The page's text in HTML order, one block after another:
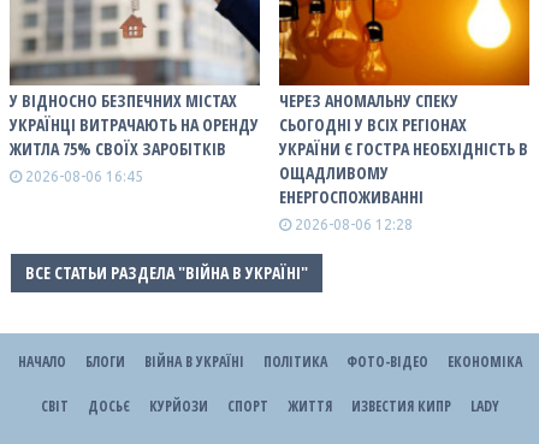
У ВІДНОСНО БЕЗПЕЧНИХ МІСТАХ
УКРАЇНЦІ ВИТРАЧАЮТЬ НА ОРЕНДУ
ЖИТЛА 75% СВОЇХ ЗАРОБІТКІВ
2026-08-06 16:45
ЧЕРЕЗ АНОМАЛЬНУ СПЕКУ
СЬОГОДНІ У ВСІХ РЕГІОНАХ
УКРАЇНИ Є ГОСТРА НЕОБХІДНІСТЬ В
ОЩАДЛИВОМУ
ЕНЕРГОСПОЖИВАННІ
2026-08-06 12:28
ВСЕ СТАТЬИ РАЗДЕЛА "ВІЙНА В УКРАЇНІ"
НАЧАЛО БЛОГИ ВІЙНА В УКРАЇНІ ПОЛІТИКА ФОТО-ВІДЕО ЕКОНОМІКА
СВІТ ДОСЬЄ КУРЙОЗИ СПОРТ ЖИТТЯ ИЗВЕСТИЯ КИПР LADY